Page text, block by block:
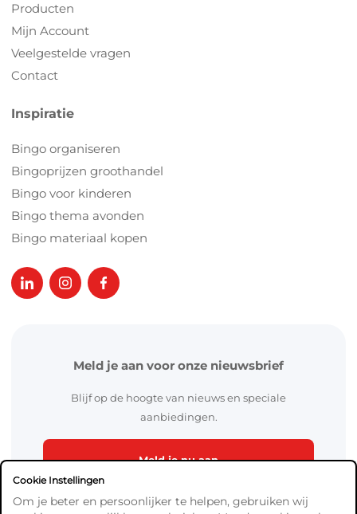
Producten
Mijn Account
Veelgestelde vragen
Contact
Inspiratie
Bingo organiseren
Bingoprijzen groothandel
Bingo voor kinderen
Bingo thema avonden
Bingo materiaal kopen
Meld je aan voor onze nieuwsbrief
Blijf op de hoogte van nieuws en speciale
aanbiedingen.
Meld je nu aan
Cookie Instellingen
Om je beter en persoonlijker te helpen, gebruiken wij